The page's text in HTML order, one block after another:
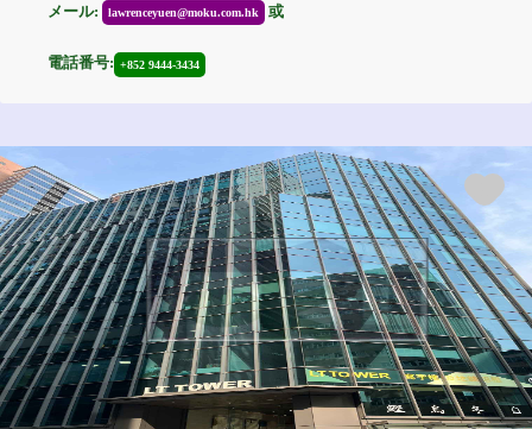
メール: lawrenceyuen@moku.com.hk 或
電話番号: +852 9444-3434